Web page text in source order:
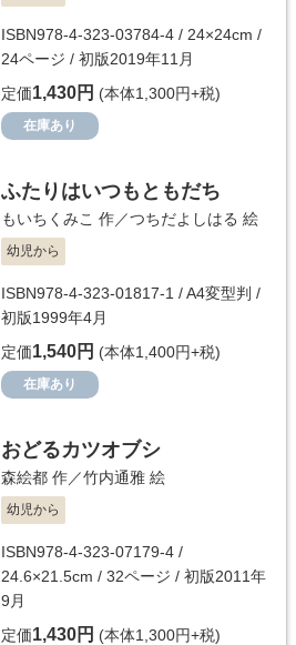
ISBN978-4-323-03784-4 / 24×24cm /
24ページ / 初版2019年11月
定価1,430円 (本体1,300円+税)
在庫あり
ふたりはいつもともだち
もいちくみこ 作／つちだよしはる 絵
幼児から
ISBN978-4-323-01817-1 / A4変型判 /
初版1999年4月
定価1,540円 (本体1,400円+税)
在庫あり
おどるカツオブシ
森絵都 作／竹内通雅 絵
幼児から
ISBN978-4-323-07179-4 /
24.6×21.5cm / 32ページ / 初版2011年
9月
定価1,430円 (本体1,300円+税)